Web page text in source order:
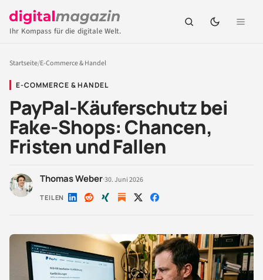
Ihr Kompass für die digitale Welt.
Startseite/E-Commerce & Handel
E-COMMERCE & HANDEL
PayPal-Käuferschutz bei
Fake-Shops: Chancen,
Fristen und Fallen
Thomas Weber·30. Juni 2026
TEILEN Auf Auf Auf Auf Auf